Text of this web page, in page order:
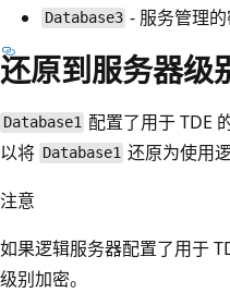
Database3 - 服务管理
还原到服务器级
Database1 配置了用于 TDE
以将 Database1 还原为使用
注意
如果逻辑服务器配置了用于
级别加密。